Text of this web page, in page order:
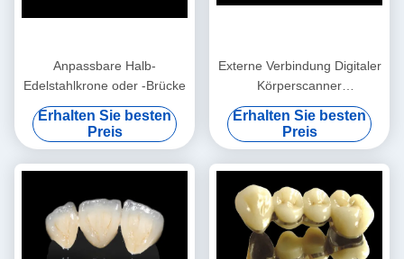
Anpassbare Halb-
Edelstahlkrone oder -Brücke
Erhalten Sie besten
Preis
Externe Verbindung Digitaler
Körperscanner
Präzisionsscanner für
Zahnimplantate
Erhalten Sie besten
Preis